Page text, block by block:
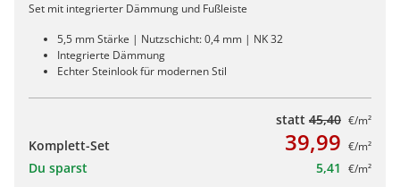
Set mit integrierter Dämmung und Fußleiste
5,5 mm Stärke | Nutzschicht: 0,4 mm | NK 32
Integrierte Dämmung
Echter Steinlook für modernen Stil
statt 45,40 €/m²
Komplett-Set 39,99 €/m²
Du sparst 5,41 €/m²